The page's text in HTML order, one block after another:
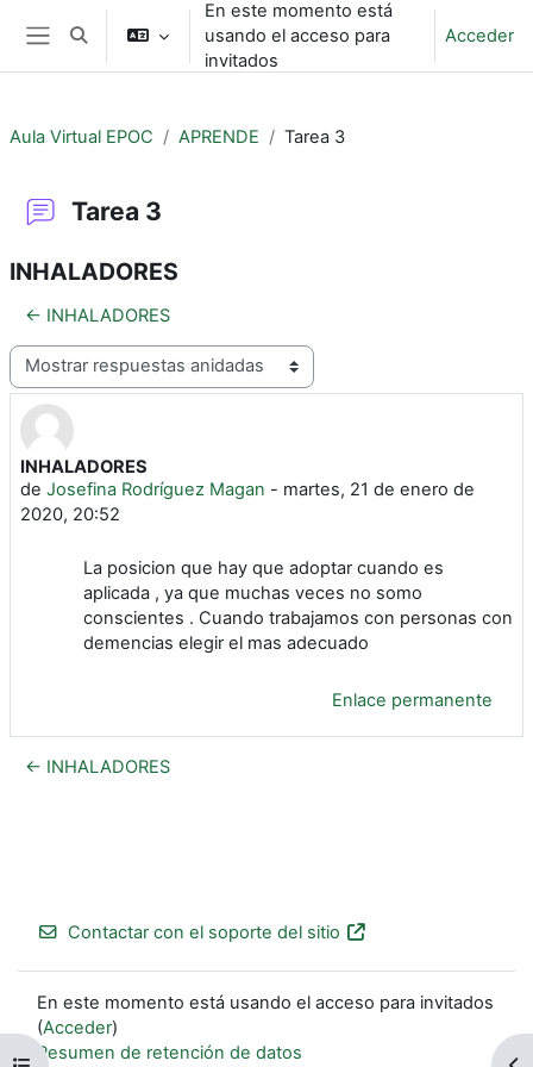
Salta al contenido principal
Panel lateral
Selector de búsqueda de entrada
En este momento está
usando el acceso para
invitados
Acceder
Aula Virtual EPOC APRENDE Tarea 3
Tarea 3
INHALADORES
← INHALADORES
Mostrar modo
INHALADORES
de Josefina Rodríguez Magan - martes, 21 de enero de
2020, 20:52
Número de respuestas: 0
La posicion que hay que adoptar cuando es
aplicada , ya que muchas veces no somo
conscientes . Cuando trabajamos con personas con
demencias elegir el mas adecuado
Enlace permanente
← INHALADORES
Contactar con el soporte del sitio
En este momento está usando el acceso para invitados
(Acceder)
Resumen de retención de datos